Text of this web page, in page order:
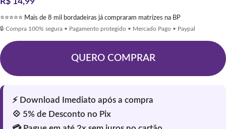
⭐⭐⭐⭐⭐ Mais de 8 mil bordadeiras já compraram matrizes na BP
🔒 Compra 100% segura • Pagamento protegido • Mercado Pago • Paypal
QUERO COMPRAR